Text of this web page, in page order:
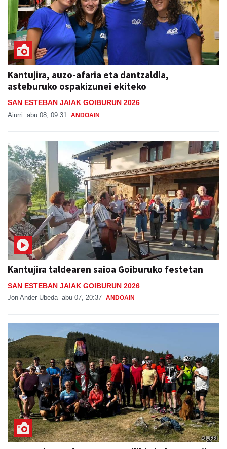
Kantujira, auzo-afaria eta dantzaldia,
asteburuko ospakizunei ekiteko
SAN ESTEBAN JAIAK GOIBURUN 2026
Aiurri abu 08, 09:31 ANDOAIN
Kantujira taldearen saioa Goiburuko festetan
SAN ESTEBAN JAIAK GOIBURUN 2026
Jon Ander Ubeda abu 07, 20:37 ANDOAIN